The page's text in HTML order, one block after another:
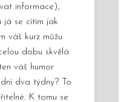
informace),
já se cítím jak
váš kurz můžu
dobu skvělá
váš humor
dva týdny? To
K tomu se